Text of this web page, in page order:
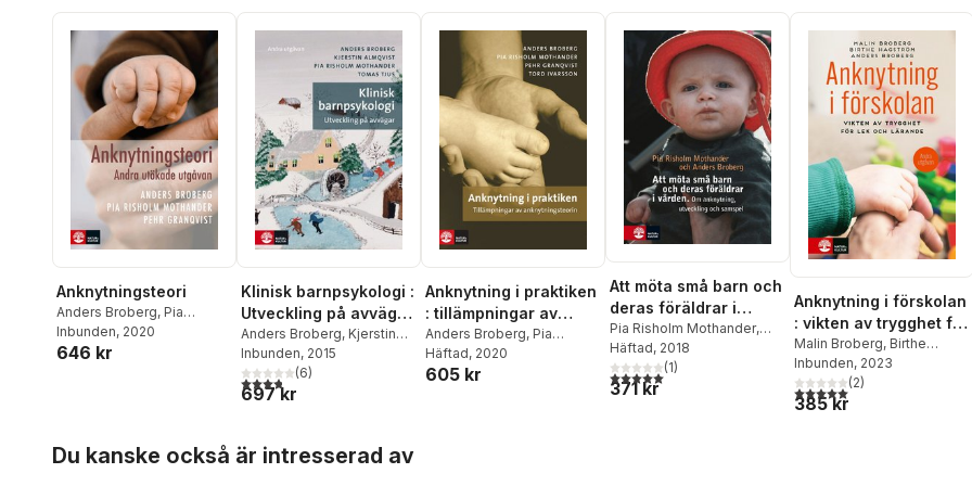
Anknytningsteori
Anders Broberg, Pia
Risholm Mothander
Granqvist
Inbunden, 2020
646 kr
Klinisk barnpsykologi :
Utveckling på avvägar
(2:a utgåvan)
Anders Broberg, Kjerstin
Almqvist,Pia Risholm
Mothander,
Inbunden, 2015
3,8utav 5 stjärnor. Totalt antal röster:
(6)
697 kr
Anknytning i praktiken
: tillämpningar av
anknytningsteorin
Anders Broberg, Pia
Risholm Mothander
Granqvist
Häftad, 2020
605 kr
Att möta små barn och
deras föräldrar i
vården : Om
utveckling, anknytning
Pia Risholm Mothander,
Anders Broberg
Häftad, 2018
5,0utav 5 stjärnor. Totalt antal röster:
(1)
371 kr
Anknytning i förskolan
: vikten av trygghet för
lek och lärande
Malin Broberg, Birthe
Hagström ,Anders Broberg
Inbunden, 2023
5,0utav 5 stjärnor. Totalt
(2)
385 kr
Du kanske också är intresserad av